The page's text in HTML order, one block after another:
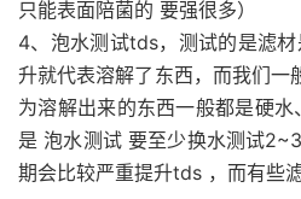
只能表面陪菌的 要强很多）
4、泡水测试tds，测试的是滤
升就代表溶解了东西，而我们一
为溶解出来的东西一般都是硬
是 泡水测试 要至少换水测试
期会比较严重提升tds ，而有些